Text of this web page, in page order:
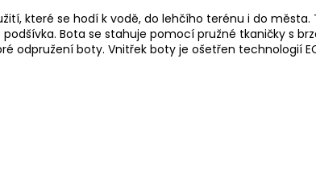
které se hodí k vodě, do lehčího terénu i do
Bota se stahuje pomocí pružné tkaničky s
odpružení boty. Vnitřek boty je ošetřen technologií